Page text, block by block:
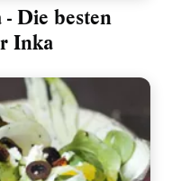
Die besten
Inka